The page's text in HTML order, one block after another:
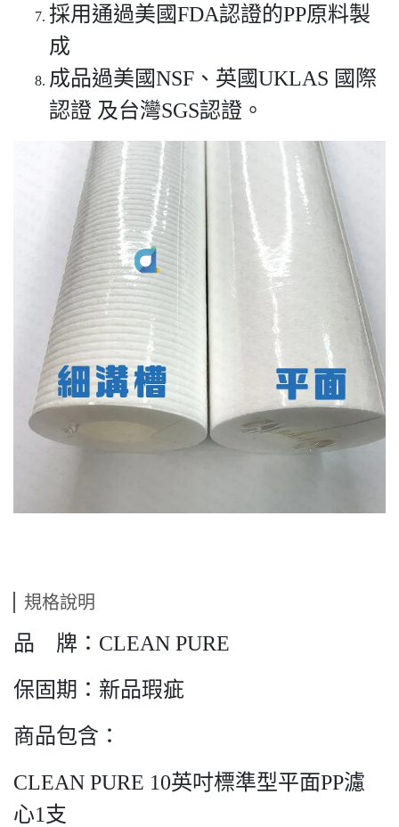
採用通過美國FDA認證的PP原料製
成
成品過美國NSF、英國UKLAS 國際
認證 及台灣SGS認證。
規格說明
品 牌：CLEAN PURE
保固期：新品瑕疵
商品包含：
CLEAN PURE 10英吋標準型平面PP濾
心1支